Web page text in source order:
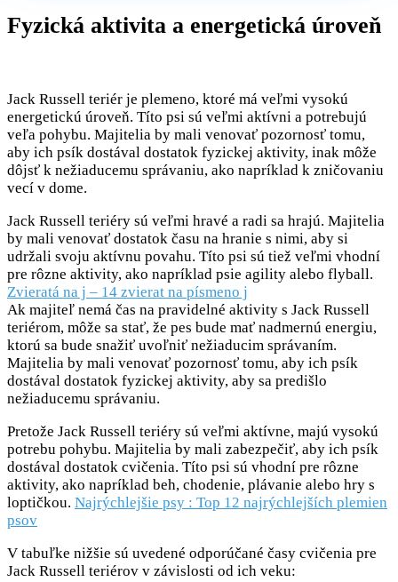
Fyzická aktivita a energetická úroveň
Jack Russell teriér je plemeno, ktoré má veľmi vysokú
energetickú úroveň. Títo psi sú veľmi aktívni a potrebujú
veľa pohybu. Majitelia by mali venovať pozornosť tomu,
aby ich psík dostával dostatok fyzickej aktivity, inak môže
dôjsť k nežiaducemu správaniu, ako napríklad k zničovaniu
vecí v dome.
Jack Russell teriéry sú veľmi hravé a radi sa hrajú. Majitelia
by mali venovať dostatok času na hranie s nimi, aby si
udržali svoju aktívnu povahu. Títo psi sú tiež veľmi vhodní
pre rôzne aktivity, ako napríklad psie agility alebo flyball.
Zvieratá na j – 14 zvierat na písmeno j
Ak majiteľ nemá čas na pravidelné aktivity s Jack Russell
teriérom, môže sa stať, že pes bude mať nadmernú energiu,
ktorú sa bude snažiť uvoľniť nežiaducim správaním.
Majitelia by mali venovať pozornosť tomu, aby ich psík
dostával dostatok fyzickej aktivity, aby sa predišlo
nežiaducemu správaniu.
Pretože Jack Russell teriéry sú veľmi aktívne, majú vysokú
potrebu pohybu. Majitelia by mali zabezpečiť, aby ich psík
dostával dostatok cvičenia. Títo psi sú vhodní pre rôzne
aktivity, ako napríklad beh, chodenie, plávanie alebo hry s
loptičkou. Najrýchlejšie psy : Top 12 najrýchlejších plemien
psov
V tabuľke nižšie sú uvedené odporúčané časy cvičenia pre
Jack Russell teriérov v závislosti od ich veku: